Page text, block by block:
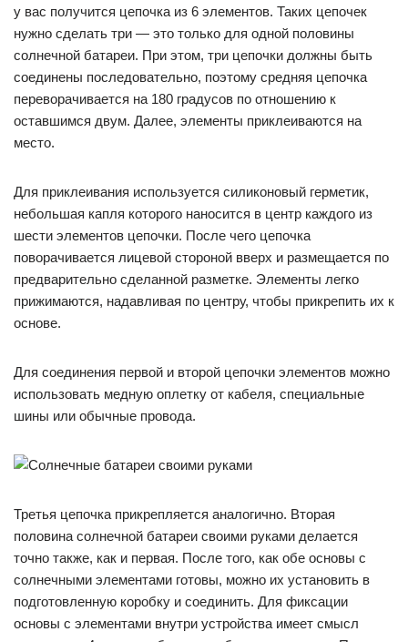
у вас получится цепочка из 6 элементов. Таких цепочек
нужно сделать три — это только для одной половины
солнечной батареи. При этом, три цепочки должны быть
соединены последовательно, поэтому средняя цепочка
переворачивается на 180 градусов по отношению к
оставшимся двум. Далее, элементы приклеиваются на
место.
Для приклеивания используется силиконовый герметик,
небольшая капля которого наносится в центр каждого из
шести элементов цепочки. После чего цепочка
поворачивается лицевой стороной вверх и размещается по
предварительно сделанной разметке. Элементы легко
прижимаются, надавливая по центру, чтобы прикрепить их к
основе.
Для соединения первой и второй цепочки элементов можно
использовать медную оплетку от кабеля, специальные
шины или обычные провода.
Третья цепочка прикрепляется аналогично. Вторая
половина солнечной батареи своими руками делается
точно также, как и первая. После того, как обе основы с
солнечными элементами готовы, можно их установить в
подготовленную коробку и соединить. Для фиксации
основы с элементами внутри устройства имеет смысл